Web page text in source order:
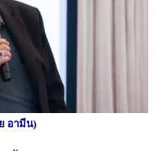
อามีน)